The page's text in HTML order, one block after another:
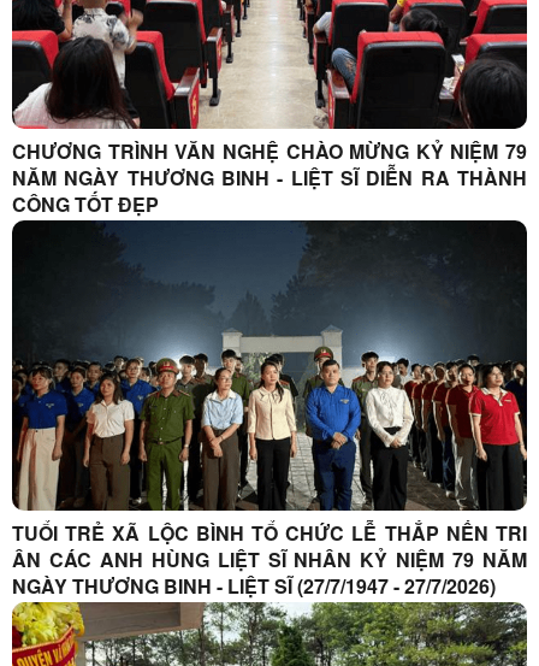
CHƯƠNG TRÌNH VĂN NGHỆ CHÀO MỪNG KỶ NIỆM 79
NĂM NGÀY THƯƠNG BINH - LIỆT SĨ DIỄN RA THÀNH
CÔNG TỐT ĐẸP
TUỔI TRẺ XÃ LỘC BÌNH TỔ CHỨC LỄ THẮP NẾN TRI
ÂN CÁC ANH HÙNG LIỆT SĨ NHÂN KỶ NIỆM 79 NĂM
NGÀY THƯƠNG BINH - LIỆT SĨ (27/7/1947 - 27/7/2026)